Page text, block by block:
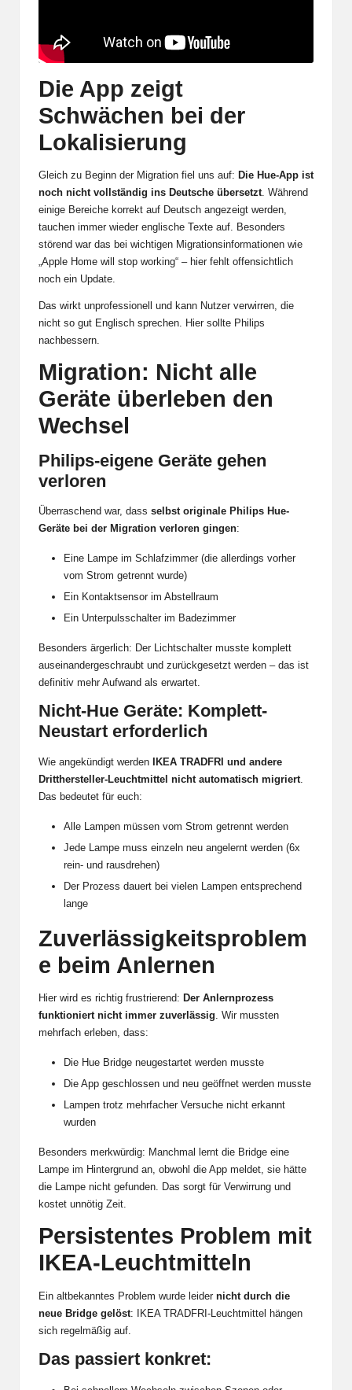
Die App zeigt
Schwächen bei der
Lokalisierung
Gleich zu Beginn der Migration fiel uns auf: Die Hue-App ist
noch nicht vollständig ins Deutsche übersetzt. Während
einige Bereiche korrekt auf Deutsch angezeigt werden,
tauchen immer wieder englische Texte auf. Besonders
störend war das bei wichtigen Migrationsinformationen wie
„Apple Home will stop working“ – hier fehlt offensichtlich
noch ein Update.
Das wirkt unprofessionell und kann Nutzer verwirren, die
nicht so gut Englisch sprechen. Hier sollte Philips
nachbessern.
Migration: Nicht alle
Geräte überleben den
Wechsel
Philips-eigene Geräte gehen
verloren
Überraschend war, dass selbst originale Philips Hue-
Geräte bei der Migration verloren gingen:
Eine Lampe im Schlafzimmer (die allerdings vorher
vom Strom getrennt wurde)
Ein Kontaktsensor im Abstellraum
Ein Unterpulsschalter im Badezimmer
Besonders ärgerlich: Der Lichtschalter musste komplett
auseinandergeschraubt und zurückgesetzt werden – das ist
definitiv mehr Aufwand als erwartet.
Nicht-Hue Geräte: Komplett-
Neustart erforderlich
Wie angekündigt werden IKEA TRADFRI und andere
Dritthersteller-Leuchtmittel nicht automatisch migriert
Das bedeutet für euch:
Alle Lampen müssen vom Strom getrennt werden
Jede Lampe muss einzeln neu angelernt werden (6x
rein- und rausdrehen)
Der Prozess dauert bei vielen Lampen entsprechend
lange
Zuverlässigkeitsproblem
e beim Anlernen
Hier wird es richtig frustrierend: Der Anlernprozess
funktioniert nicht immer zuverlässig. Wir mussten
mehrfach erleben, dass:
Die Hue Bridge neugestartet werden musste
Die App geschlossen und neu geöffnet werden musste
Lampen trotz mehrfacher Versuche nicht erkannt
wurden
Besonders merkwürdig: Manchmal lernt die Bridge eine
Lampe im Hintergrund an, obwohl die App meldet, sie hätte
die Lampe nicht gefunden. Das sorgt für Verwirrung und
kostet unnötig Zeit.
Persistentes Problem mit
IKEA-Leuchtmitteln
Ein altbekanntes Problem wurde leider nicht durch die
neue Bridge gelöst: IKEA TRADFRI-Leuchtmittel hängen
sich regelmäßig auf.
Das passiert konkret: